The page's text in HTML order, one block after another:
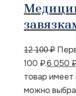
12 100₽
100 ₽.6 050
товар имеет
можно